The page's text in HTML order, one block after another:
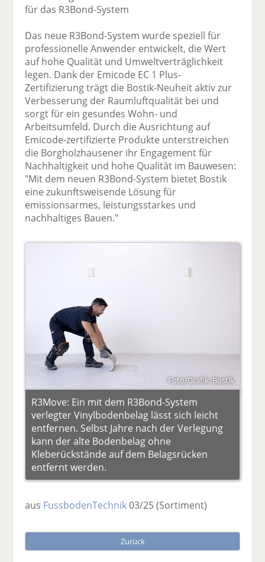
für das R3Bond-System
Das neue R3Bond-System wurde speziell für
professionelle Anwender entwickelt, die Wert
auf hohe Qualität und Umweltverträglichkeit
legen. Dank der Emicode EC 1 Plus-
Zertifizierung trägt die Bostik-Neuheit aktiv zur
Verbesserung der Raumluftqualität bei und
sorgt für ein gesundes Wohn- und
Arbeitsumfeld. Durch die Ausrichtung auf
Emicode-zertifizierte Produkte unterstreichen
die Borgholzhausener ihr Engagement für
Nachhaltigkeit und hohe Qualität im Bauwesen:
"Mit dem neuen R3Bond-System bietet Bostik
eine zukunftsweisende Lösung für
emissionsarmes, leistungsstarkes und
nachhaltiges Bauen."
Foto/Grafik: Bostik
R3Move: Ein mit dem R3Bond-System
verlegter Vinylbodenbelag lässt sich leicht
entfernen. Selbst Jahre nach der Verlegung
kann der alte Bodenbelag ohne
Kleberückstände auf dem Belagsrücken
entfernt werden.
aus FussbodenTechnik03/25(Sortiment)
Zurück